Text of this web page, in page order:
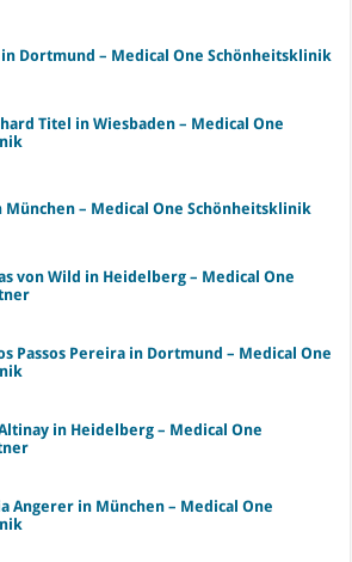
Dortmund – Medical One Schönheitsklinik
Titel in Wiesbaden – Medical One
München – Medical One Schönheitsklinik
von Wild in Heidelberg – Medical One
Passos Pereira in Dortmund – Medical One
in Heidelberg – Medical One
Angerer in München – Medical One